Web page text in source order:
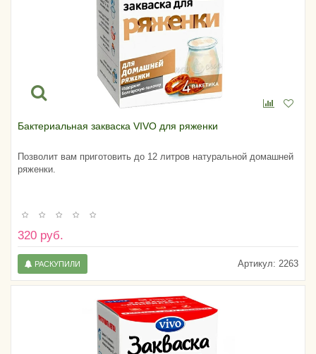
Бактериальная закваска VIVO для ряженки
Позволит вам приготовить до 12 литров натуральной домашней
ряженки.
320 руб.
Артикул: 2263
РАСКУПИЛИ